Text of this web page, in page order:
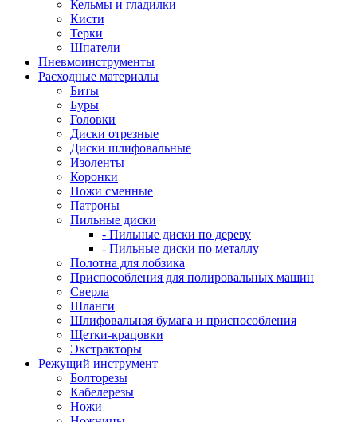
Кельмы и гладилки
Кисти
Терки
Шпатели
Пневмоинструменты
Расходные материалы
Биты
Буры
Головки
Диски отрезные
Диски шлифовальные
Изоленты
Коронки
Ножи сменные
Патроны
Пильные диски
- Пильные диски по дереву
- Пильные диски по металлу
Полотна для лобзика
Приспособления для полировальных машин
Сверла
Шланги
Шлифовальная бумага и приспособления
Щетки-крацовки
Экстракторы
Режущий инструмент
Болторезы
Кабелерезы
Ножи